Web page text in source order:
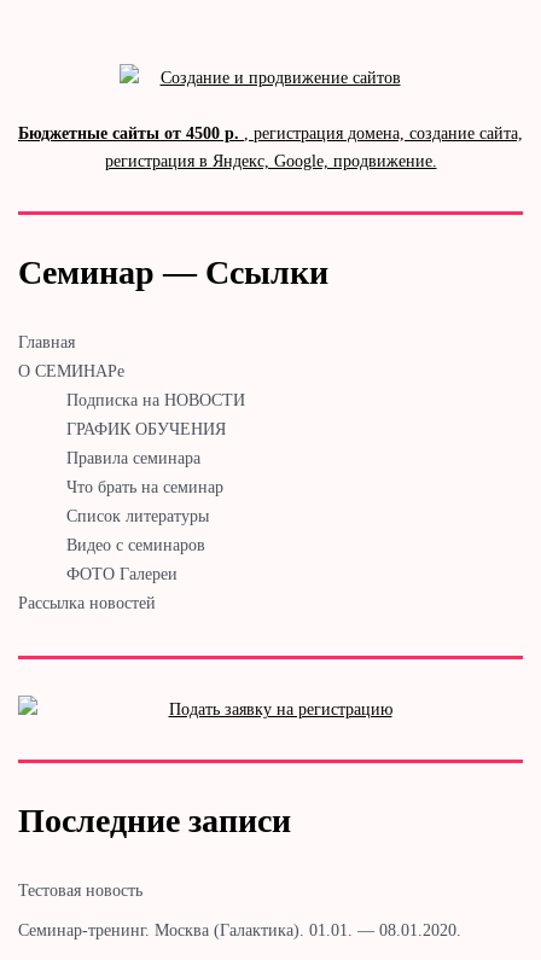
Бюджетные сайты от 4500 р. , регистрация домена, создание сайта,
регистрация в Яндекс, Google, продвижение.
Семинар — Ссылки
Главная
О СЕМИНАРе
Подписка на НОВОСТИ
ГРАФИК ОБУЧЕНИЯ
Правила семинара
Что брать на семинар
Список литературы
Видео с семинаров
ФОТО Галереи
Рассылка новостей
Последние записи
Тестовая новость
Cеминар-тренинг. Москва (Галактика). 01.01. — 08.01.2020.